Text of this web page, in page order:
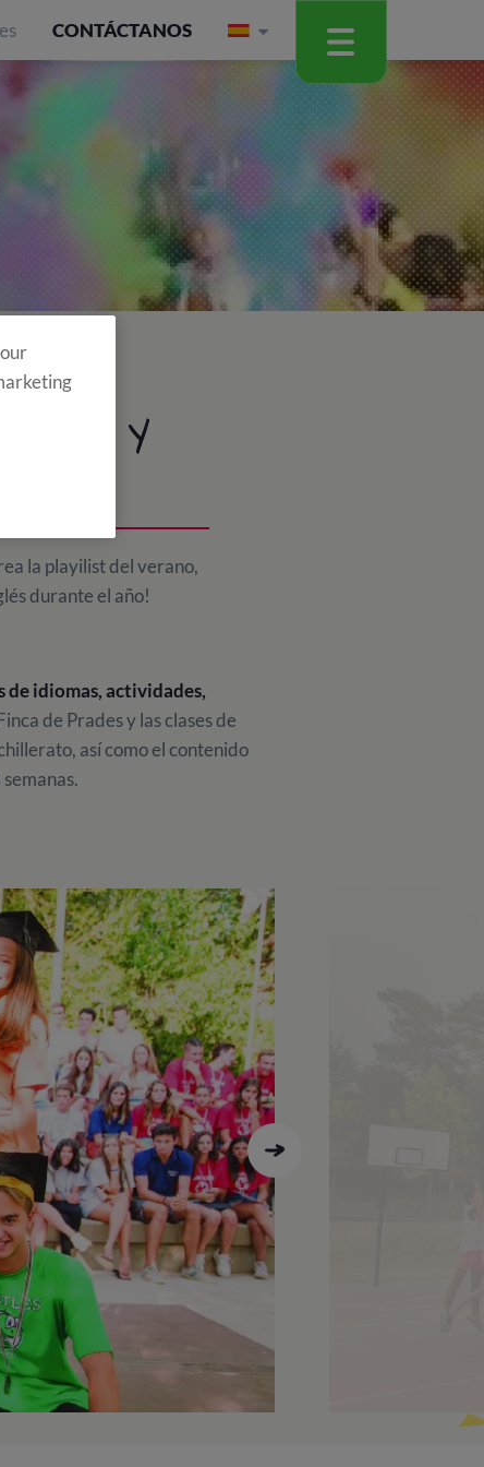
CONTÁCTANOS
Y
la playilist del verano,
durante el año!
de idiomas, actividades,
de Prades y las clases de
así como el contenido
semanales y terminando con el
acerca del aprendizaje
impartidas por profesores
a través de las diferentes
exámenes semanales. El
Por ejemplo: el juego de
asegurarte de que la
reales se realizan
sonido, vídeos, Internet,
ejemplo: responder